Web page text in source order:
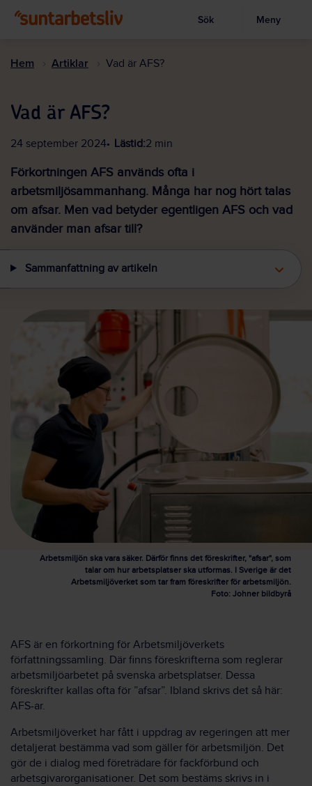
till
Visa sökruta
Sök Meny
Hem Artiklar Vad är AFS?
Vad är AFS?
24 september 2024 Lästid:2 min
Förkortningen AFS används ofta i
arbetsmiljösammanhang. Många har nog hört talas
om afsar. Men vad betyder egentligen AFS och vad
använder man afsar till?
Sammanfattning av artikeln
Arbetsmiljön ska vara säker. Därför finns det föreskrifter, "afsar", som
talar om hur arbetsplatser ska utformas. I Sverige är det
Arbetsmiljöverket som tar fram föreskrifter för arbetsmiljön.
Foto: Johner bildbyrå
AFS är en förkortning för Arbetsmiljöverkets
författningssamling. Där finns föreskrifterna som reglerar
arbetsmiljöarbetet på svenska arbetsplatser. Dessa
föreskrifter kallas ofta för ”afsar”. Ibland skrivs det så här:
AFS-ar.
Arbetsmiljöverket har fått i uppdrag av regeringen att mer
detaljerat bestämma vad som gäller för arbetsmiljön. Det
gör de i dialog med företrädare för fackförbund och
arbetsgivarorganisationer. Det som bestäms skrivs in i